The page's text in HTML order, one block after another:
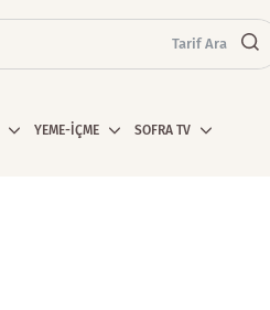
Tarif Ara
YEME-İÇME SOFRA TV